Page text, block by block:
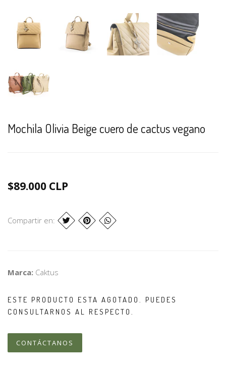
Mochila Olivia Beige cuero de cactus vegano
$89.000 CLP
Compartir en:
Marca: Caktus
ESTE PRODUCTO ESTA AGOTADO. PUEDES
CONSULTARNOS AL RESPECTO.
CONTÁCTANOS